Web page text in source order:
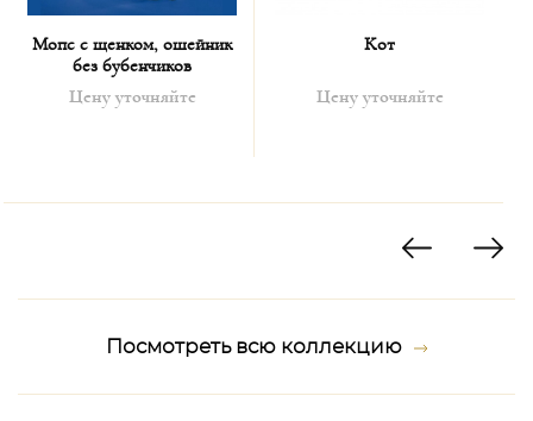
Мопс с щенком, ошейник
без бубенчиков
Цену уточняйте
Кот
Цену уточняйте
Посмотреть всю коллекцию